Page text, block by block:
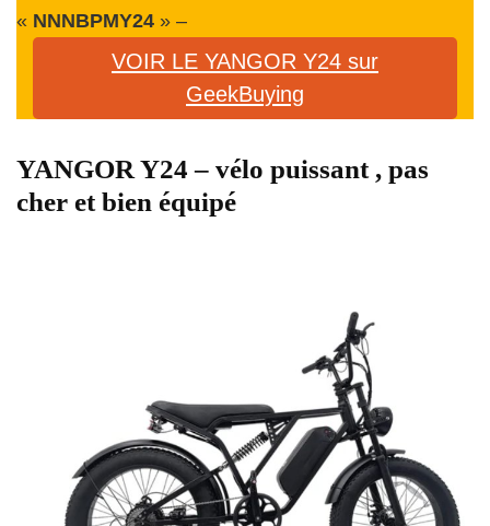
« NNNBPMY24 » –
VOIR LE YANGOR Y24 sur
GeekBuying
YANGOR Y24 – vélo puissant , pas
cher et bien équipé